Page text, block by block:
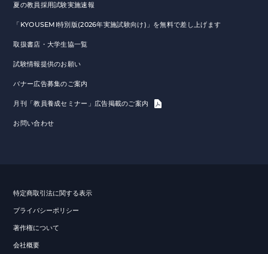
夏の教員採用試験実施速報
「KYOUSEMI特別版(2026年実施試験向け)」を無料で差し上げます
取扱書店・大学生協一覧
試験情報提供のお願い
バナー広告募集のご案内
月刊「教員養成セミナー」広告掲載のご案内
お問い合わせ
特定商取引法に関する表示
プライバシーポリシー
著作権について
会社概要